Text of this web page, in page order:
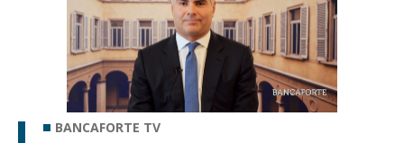
BANCAFORTE TV